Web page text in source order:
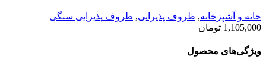
خانه و آشپزخانه, ظروف پذیرایی, ظروف پذیرایی سنگی
1,105,000 تومان
ویژگی‌های محصول